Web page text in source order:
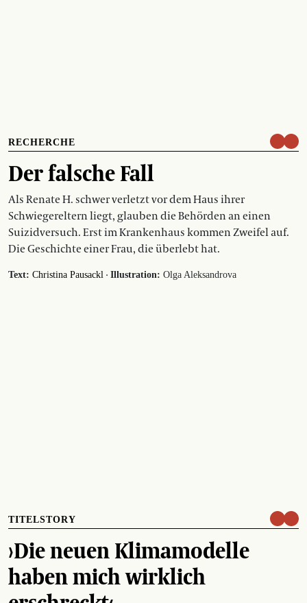
RECHERCHE
Der falsche Fall
Als Renate H. schwer verletzt vor dem Haus ihrer
Schwiegereltern liegt, glauben die Behörden an einen
Suizidversuch. Erst im Krankenhaus kommen Zweifel auf.
Die Geschichte einer Frau, die überlebt hat.
Text: Christina Pausackl · Illustration: Olga Aleksandrova
TITELSTORY
›Die neuen Klimamodelle
haben mich wirklich